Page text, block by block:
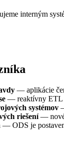
interným
— aplikácie
— reaktívny ETL
systémov
riešení— nové
— ODS je